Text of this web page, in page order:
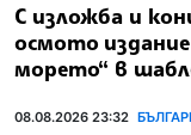
С изложба и
осмото
морето“ в
08.08.2026 23:32